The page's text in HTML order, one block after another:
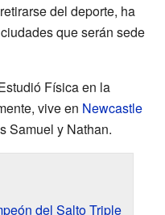
del deporte, ha
que serán sede
Física en la
vive en Newcastle
Samuel y Nathan.
del Salto Triple